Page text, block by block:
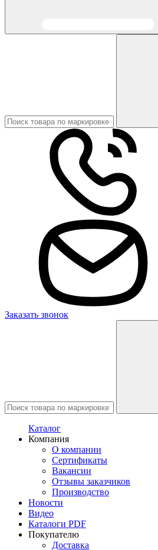
Заказать звонок
Каталог
Компания
О компании
Сертификаты
Вакансии
Отзывы заказчиков
Производство
Новости
Видео
Каталоги PDF
Покупателю
Доставка